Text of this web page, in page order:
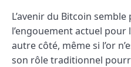
L’avenir du Bitcoin
l’engouement actuel pour
autre côté, même si l’or
son rôle traditionnel